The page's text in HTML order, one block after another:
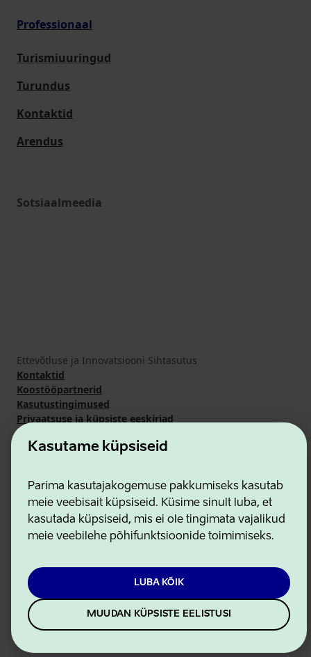
Kasutame küpsiseid
Parima kasutajakogemuse pakkumiseks kasutab
meie veebisait küpsiseid. Küsime sinult luba, et
kasutada küpsiseid, mis ei ole tingimata vajalikud
meie veebilehe põhifunktsioonide toimimiseks.
LUBA KÕIK
MUUDAN KÜPSISTE EELISTUSI
Professionaal
Turismiuuringud
Turundus
Kontaktid
Arendus
Sotsiaalmeedia
Ettevõtluse ja Innovatsiooni Sihtasutus
Kontaktid
Koostööpartnerid
Kasutustingimused
Privaatsuse ja küpsiste eeskirjad